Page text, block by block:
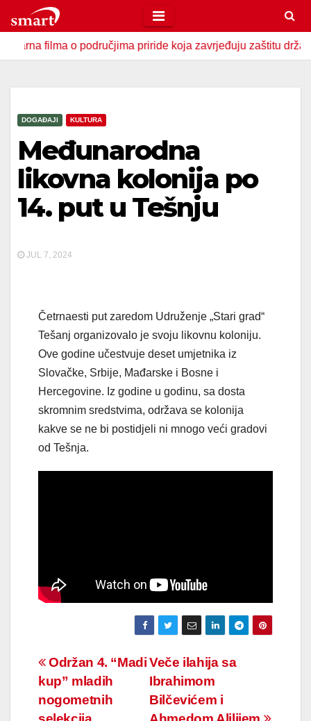
to
contento područjima priride koja zavrjeđuju zaštitu države
DOGAĐAJI KULTURA
Međunarodna
likovna kolonija po
14. put u Tešnju
JUL 7, 2024
Četrnaesti put zaredom Udruženje „Stari grad“
Tešanj organizovalo je svoju likovnu koloniju.
Ove godine učestvuje deset umjetnika iz
Slovačke, Srbije, Mađarske i Bosne i
Hercegovine. Iz godine u godinu, sa dosta
skromnim sredstvima, održava se kolonija
kakve se ne bi postidjeli ni mnogo veći gradovi
od Tešnja.
Navigacija
članaka
Veče ilahija sa
Ibrahimom
Bilčevićem i
Održan 4. “Madi
kup” mladih
nogometnih